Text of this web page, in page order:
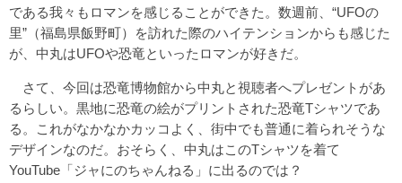
である我々もロマンを感じることができた。数週前、“UFOの
里”（福島県飯野町）を訪れた際のハイテンションからも感じた
が、中丸はUFOや恐竜といったロマンが好きだ。
さて、今回は恐竜博物館から中丸と視聴者へプレゼントがあ
るらしい。黒地に恐竜の絵がプリントされた恐竜Tシャツであ
る。これがなかなかカッコよく、街中でも普通に着られそうな
デザインなのだ。おそらく、中丸はこのTシャツを着て
YouTube「ジャにのちゃんねる」に出るのでは？